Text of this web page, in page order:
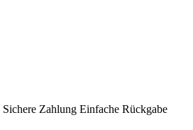
Sichere Zahlung Einfache Rückgabe